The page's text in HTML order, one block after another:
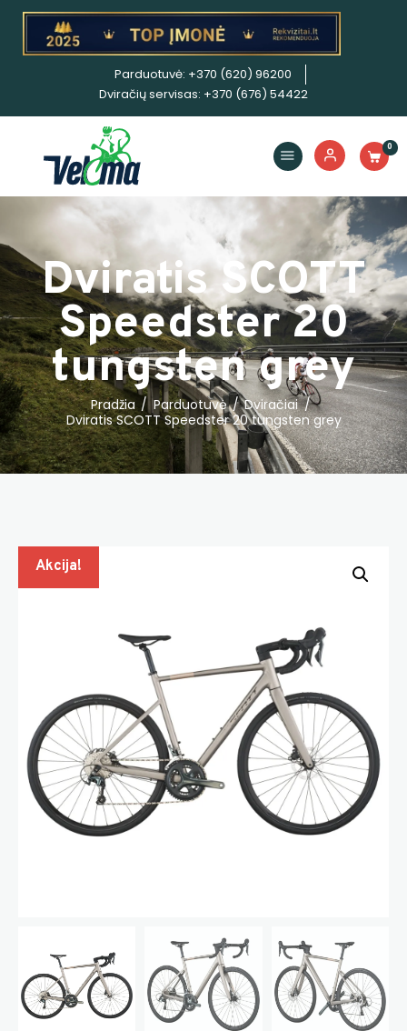
Parduotuvė: +370 (620) 96200
Dviračių servisas: +370 (676) 54422
0
Dviratis SCOTT
Speedster 20
tungsten grey
Pradžia Parduotuvė
Dviračiai
Dviratis SCOTT Speedster 20 tungsten grey
Dviračiai
Priedai
Servisas
Išpardavimas!
Nuoma
E. piniginė
Akcija!